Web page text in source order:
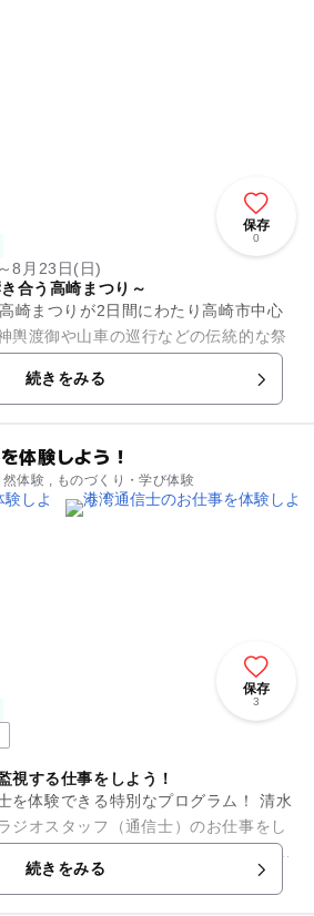
保存
0
8月23日(日)
合う高崎まつり～
崎まつりが2日間にわたり高崎市中心
輿渡御や山車の巡行などの伝統的な祭
行われる。
続きをみる
体験しよう！
体験 , ものづくり・学び体験
保存
3
視する仕事をしよう！
を体験できる特別なプログラム！ 清水
ジオスタッフ（通信士）のお仕事をし
続きをみる